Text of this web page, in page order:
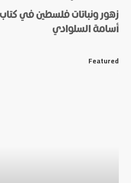
E-mail
*
زهور ونباتات فلسطين في
أسامة السلوادي
Featured